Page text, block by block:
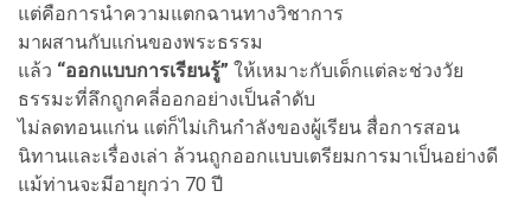
แต่คือการนำความแตกฉานทางวิชาการ
มาผสานกับแก่นของพระธรรม
แล้ว “ออกแบบการเรียนรู้” ให้เหมาะกับเด็กแต่ละช่วงวัย
ธรรมะที่ลึกถูกคลี่ออกอย่างเป็นลำดับ
ไม่ลดทอนแก่น แต่ก็ไม่เกินกำลังของผู้เรียน สื่อการสอน
นิทานและเรื่องเล่า ล้วนถูกออกแบบเตรียมการมาเป็นอย่างดี
แม้ท่านจะมีอายุกว่า 70 ปี